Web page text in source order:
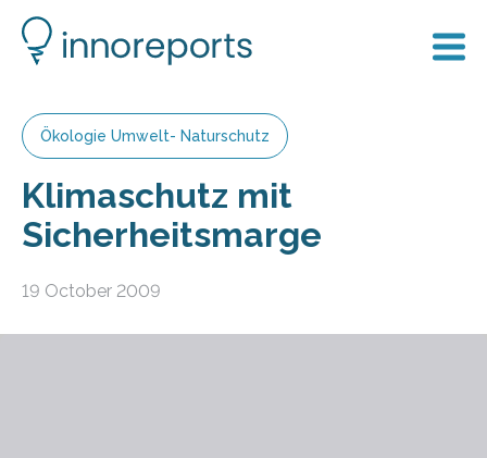
Ökologie Umwelt- Naturschutz
Klimaschutz mit
Sicherheitsmarge
19 October 2009